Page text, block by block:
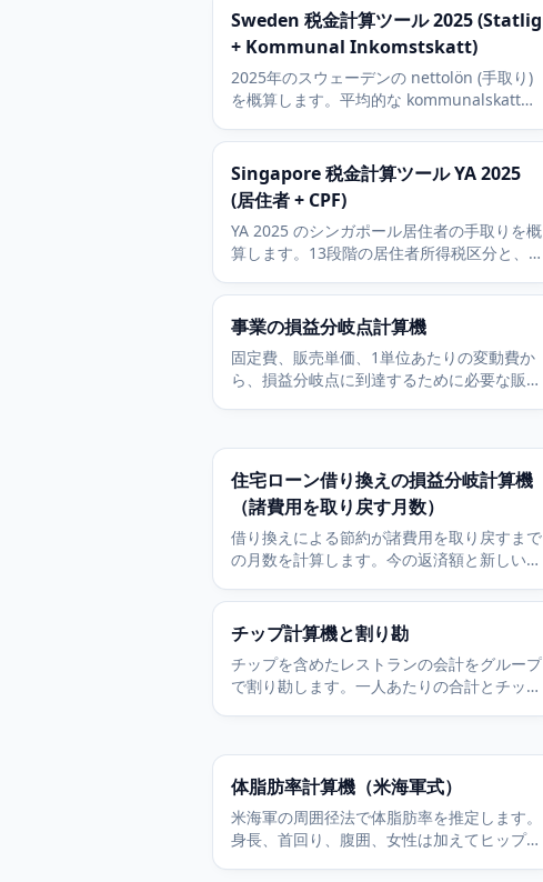
Sweden 税金計算ツール 2025 (Statlig
+ Kommunal Inkomstskatt)
2025年のスウェーデンの nettolön (手取り)
を概算します。平均的な kommunalskatt
643,100 超に課される statlig
inkomstskatt、allmän pensionsavgift を使
用します。
Singapore 税金計算ツール YA 2025
(居住者 + CPF)
YA 2025 のシンガポール居住者の手取りを概
算します。13段階の居住者所得税区分と、
ント CPF Ordinary Wage 拠出を含みます。
事業の損益分岐点計算機
固定費、販売単価、1単位あたりの変動費か
ら、損益分岐点に到達するために必要な販売
住宅ローン借り換えの損益分岐計算機
（諸費用を取り戻す月数）
借り換えによる節約が諸費用を取り戻すまで
の月数を計算します。今の返済額と新しい返
ます。
チップ計算機と割り勘
チップを含めたレストランの会計をグループ
で割り勘します。一人あたりの合計とチップ
体脂肪率計算機（米海軍式）
米海軍の周囲径法で体脂肪率を推定します。
身長、首回り、腹囲、女性は加えてヒップ回